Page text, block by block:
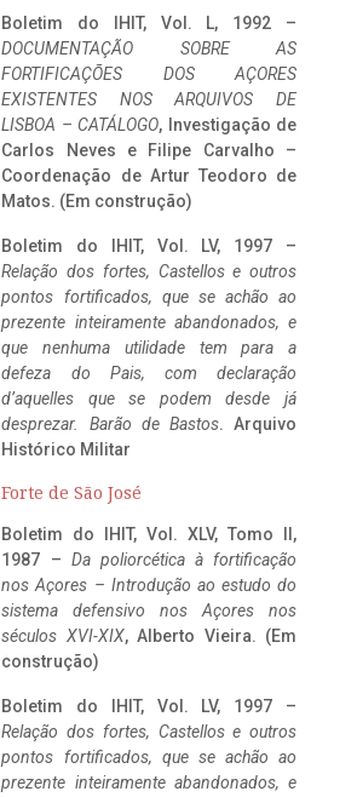
Boletim do IHIT, Vol. L, 1992 –
DOCUMENTAÇÃO SOBRE AS
FORTIFICAÇÕES DOS AÇORES
EXISTENTES NOS ARQUIVOS DE
LISBOA – CATÁLOGO, Investigação de
Carlos Neves e Filipe Carvalho –
Coordenação de Artur Teodoro de
Matos. (Em construção)
Boletim do IHIT, Vol. LV, 1997 –
Relação dos fortes, Castellos e outros
pontos fortificados, que se achão ao
prezente inteiramente abandonados, e
que nenhuma utilidade tem para a
defeza do Pais, com declaração
d’aquelles que se podem desde já
desprezar. Barão de Bastos. Arquivo
Histórico Militar
Forte de São José
Boletim do IHIT, Vol. XLV, Tomo II,
1987 – Da poliorcética à fortificação
nos Açores – Introdução ao estudo do
sistema defensivo nos Açores nos
séculos XVI-XIX, Alberto Vieira. (Em
construção)
Boletim do IHIT, Vol. LV, 1997 –
Relação dos fortes, Castellos e outros
pontos fortificados, que se achão ao
prezente inteiramente abandonados, e